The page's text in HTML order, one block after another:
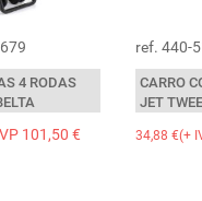
é este: garantir que a
mantém constante, em especial
trabalhar com baixas
preparações em
4 RODAS
101,50 €
ref. 440-
CARRO
JET
34,88 €(+